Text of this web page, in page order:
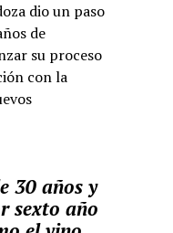
dio un paso
de
su proceso
con la
30 años y
sexto año